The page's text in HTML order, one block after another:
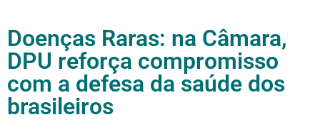
Doenças Raras: na Câmara,
DPU reforça compromisso
com a defesa da saúde dos
brasileiros